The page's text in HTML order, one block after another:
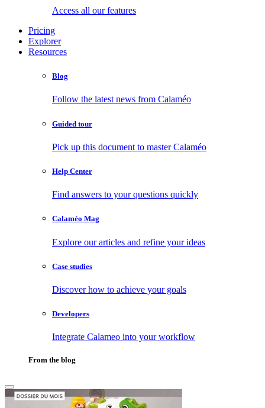
Access all our features
Pricing
Explorer
Resources
Blog
Follow the latest news from Calaméo
Guided tour
Pick up this document to master Calaméo
Help Center
Find answers to your questions quickly
Calaméo Mag
Explore our articles and refine your ideas
Case studies
Discover how to achieve your goals
Developers
Integrate Calameo into your workflow
From the blog